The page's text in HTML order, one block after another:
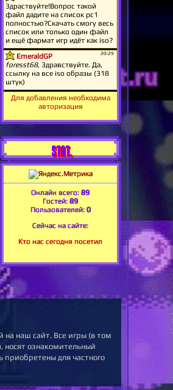
Для добавления необходима
авторизация
STAT.
Онлайн всего: 89
Гостей: 89
Пользователей: 0
Сейчас на сайте:
Кто нас сегодня посетил
на наш сайт. Все игры (в том
носят ознакомительный
для частного